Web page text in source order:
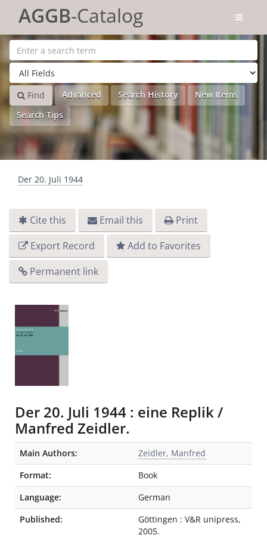
AGGB-Catalog
Find Advanced Search History
New Items
Search Tips
Der 20. Juli 1944
Cite this Email this
Print
Export Record
Add to Favorites
Permanent link
Der 20. Juli 1944 : eine Replik /
Manfred Zeidler.
Bibliographic Details
Main Authors:
Zeidler, Manfred
Format:
Book
Language:
German
Published:
Göttingen : V&R unipress,
2005.